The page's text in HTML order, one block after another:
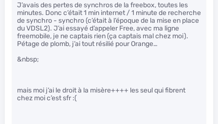
J’avais des pertes de synchros de la freebox, toutes les
minutes. Donc c’était 1 min internet / 1 minute de recherche
de synchro - synchro (c’était à l’époque de la mise en place
du VDSL2). J’ai essayé d’appeler Free, avec ma ligne
freemobile, je ne captais rien (ça captais mal chez moi).
Pétage de plomb, j’ai tout résilié pour Orange…
&nbsp;
mais moi j’ai le droit à la misère++++ les seul qui fibrent
chez moi c’est sfr :(